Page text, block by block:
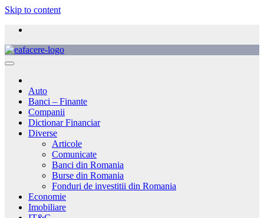
Skip to content
Auto
Banci – Finante
Companii
Dictionar Financiar
Diverse
Articole
Comunicate
Banci din Romania
Burse din Romania
Fonduri de investitii din Romania
Economie
Imobiliare